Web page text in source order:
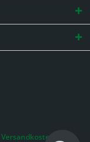
Versandkosten